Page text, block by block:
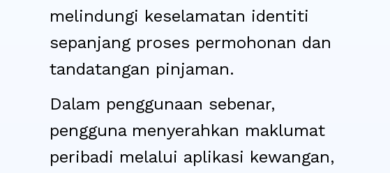
melindungi keselamatan identiti
sepanjang proses permohonan dan
tandatangan pinjaman.
Dalam penggunaan sebenar,
pengguna menyerahkan maklumat
peribadi melalui aplikasi kewangan,